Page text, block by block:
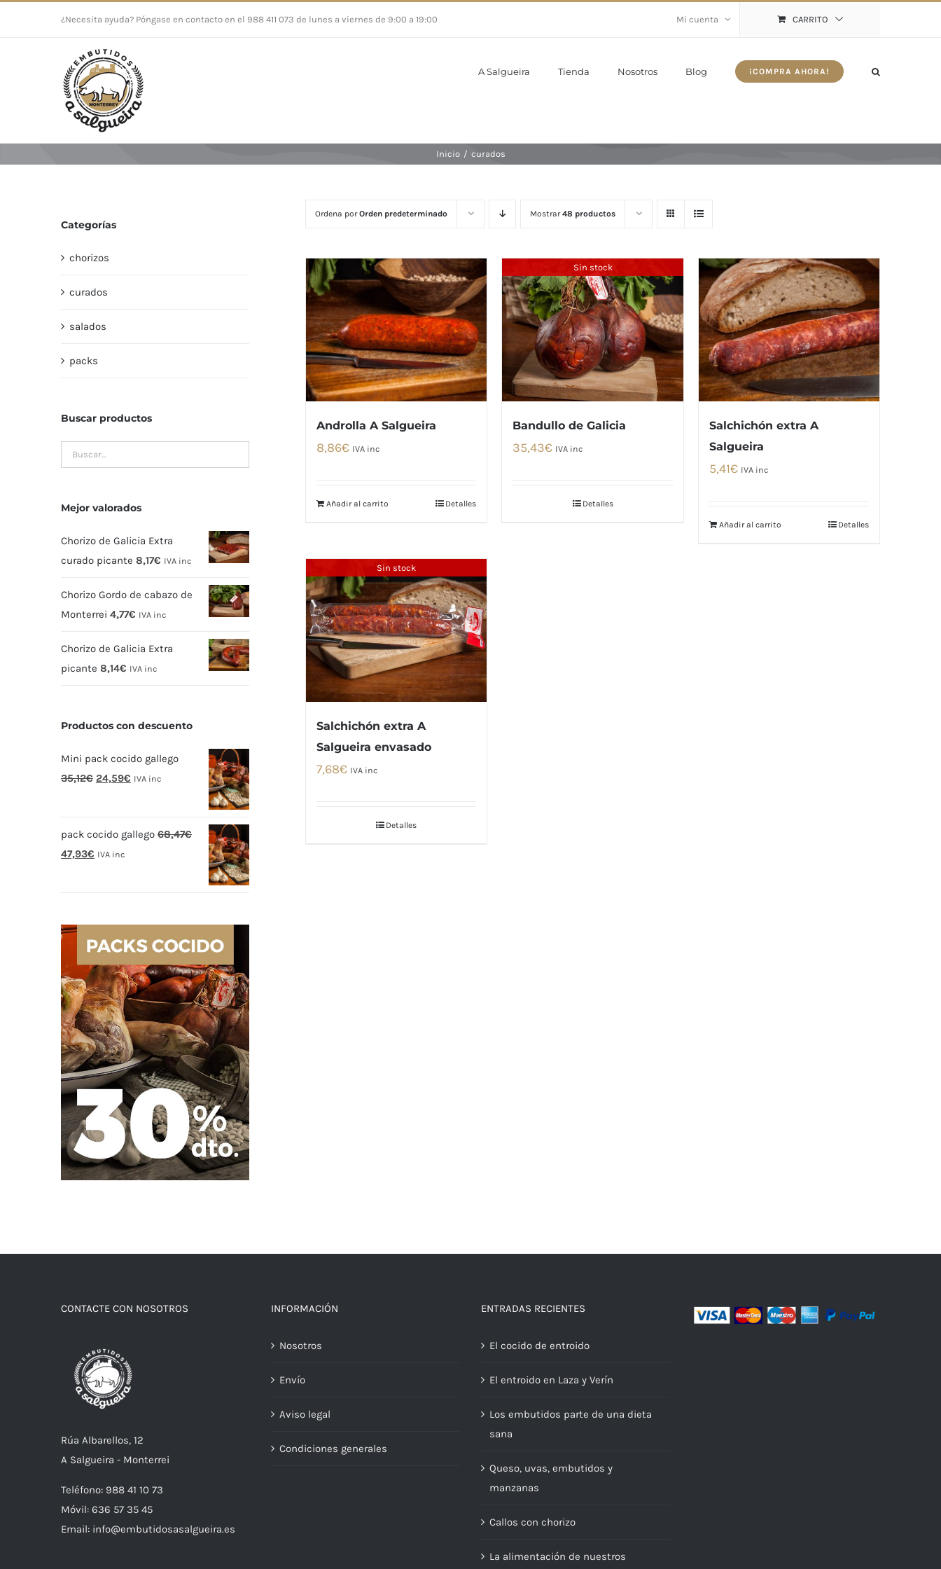
¿Necesita ayuda? Póngase en contacto en el 988 411 073 de lunes a viernes de 9:00 a 19:00 Mi cuenta CARRITO
A Salgueira Tienda Nosotros Blog ¡COMPRA AHORA!
Inicio / curados
Ordena porOrden predeterminado Mostrar48 productos
Androlla A Salgueira
8,86€ IVA inc
Añadir al carrito Detalles
Sin stock
Bandullo de Galicia
35,43€ IVA inc
Detalles
Salchichón extra A
Salgueira
5,41€ IVA inc
Añadir al carrito Detalles
Sin stock
Salchichón extra A
Salgueira envasado
7,68€ IVA inc
Detalles
Categorías
chorizos
curados
salados
packs
Buscar productos
Mejor valorados
Chorizo de Galicia Extra
curado picante 8,17€ IVA inc
Chorizo Gordo de cabazo de
Monterrei 4,77€ IVA inc
Chorizo de Galicia Extra
picante 8,14€ IVA inc
Productos con descuento
Mini pack cocido gallego
35,12€ El
era:
35,12€.
24,59€ El
es:
IVA inc
pack cocido gallego 68,47€
El
68,47€.
47,93€ El
IVA inc
CONTACTE CON NOSOTROS
Rúa Albarellos, 12
A Salgueira - Monterrei
Teléfono: 988 41 10 73
Móvil: 636 57 35 45
Email: info@embutidosasalgueira.es
INFORMACIÓN
Nosotros
Envío
Aviso legal
Condiciones generales
ENTRADAS RECIENTES
El cocido de entroido
El entroido en Laza y Verín
Los embutidos parte de una dieta
sana
Queso, uvas, embutidos y
manzanas
Callos con chorizo
La alimentación de nuestros